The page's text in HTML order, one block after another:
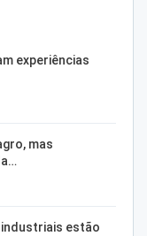
experiências
mas
estão